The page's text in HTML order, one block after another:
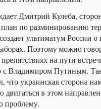
Дмитрий Кулеба,
по разминированию
ультиматум России
Поэтому можно
на пути
с Владимиром Путиным.
что украинская сторона
двигаться в этом
проблему.